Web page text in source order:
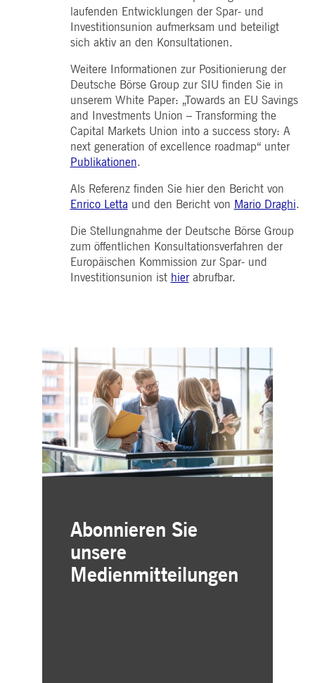
laufenden Entwicklungen der Spar- und
Investitionsunion aufmerksam und beteiligt
sich aktiv an den Konsultationen.
Weitere Informationen zur Positionierung der
Deutsche Börse Group zur SIU finden Sie in
unserem White Paper: „Towards an EU Savings
and Investments Union – Transforming the
Capital Markets Union into a success story: A
next generation of excellence roadmap“ unter
Publikationen.
Als Referenz finden Sie hier den Bericht von
Enrico Letta und den Bericht von Mario Draghi.
Die Stellungnahme der Deutsche Börse Group
zum öffentlichen Konsultationsverfahren der
Europäischen Kommission zur Spar- und
Investitionsunion ist hierabrufbar.
Abonnieren Sie
unsere
Medienmitteilungen
boerse.com
Minuten
58
Sekunden
Webanalyseplattform von Piwik verknüpft. Es
wird verwendet, um Website-Eigentümern
dabei zu helfen, das Besucherverhalten zu
verfolgen und die Leistung der Website zu
kurze Reihe von Zahlen und Buchstaben folgt,
von denen angenommen wird, dass sie ein
Referenzcode für die Domäne sind, die das
Cookie setzt.